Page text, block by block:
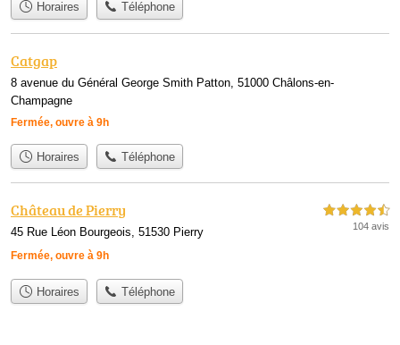
Horaires Téléphone
Catgap
8 avenue du Général George Smith Patton, 51000 Châlons-en-
Champagne
Fermée, ouvre à 9h
Horaires Téléphone
Château de Pierry
45 Rue Léon Bourgeois, 51530 Pierry
Fermée, ouvre à 9h
4,5 étoiles sur 5
104 avis
Horaires Téléphone